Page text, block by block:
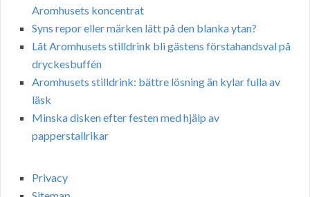
Aromhusets koncentrat
Syns repor eller märken lätt på den blanka ytan?
Låt Aromhusets stilldrink bli gästens förstahandsval på
dryckesbuffén
Aromhusets stilldrink: bättre lösning än kylar fulla av
läsk
Minska disken efter festen med hjälp av
papperstallrikar
Privacy